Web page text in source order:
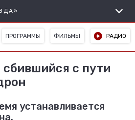
ПРОГРАММЫ ФИЛЬМЫ РАДИО
с пути
устанавливается